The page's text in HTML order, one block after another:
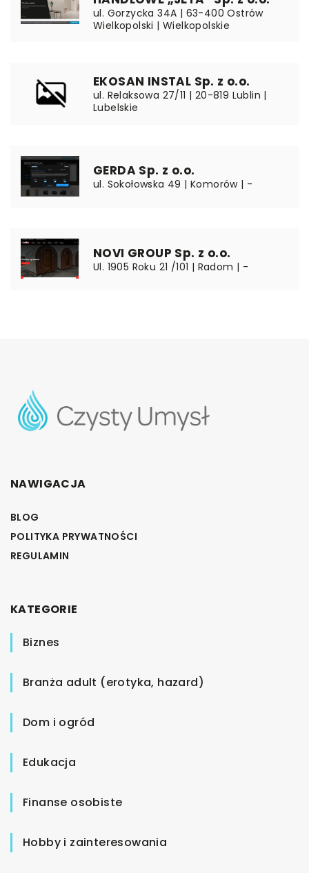
ul. Gorzycka 34A | 63-400 Ostrów
Wielkopolski | Wielkopolskie
EKOSAN INSTAL Sp. z o.o.
ul. Relaksowa 27/11 | 20-819 Lublin |
Lubelskie
GERDA Sp. z o.o.
ul. Sokołowska 49 | Komorów | -
NOVI GROUP Sp. z o.o.
Ul. 1905 Roku 21 /101 | Radom | -
NAWIGACJA
BLOG
POLITYKA PRYWATNOŚCI
REGULAMIN
KATEGORIE
Biznes
Branża adult (erotyka, hazard)
Dom i ogród
Edukacja
Finanse osobiste
Hobby i zainteresowania